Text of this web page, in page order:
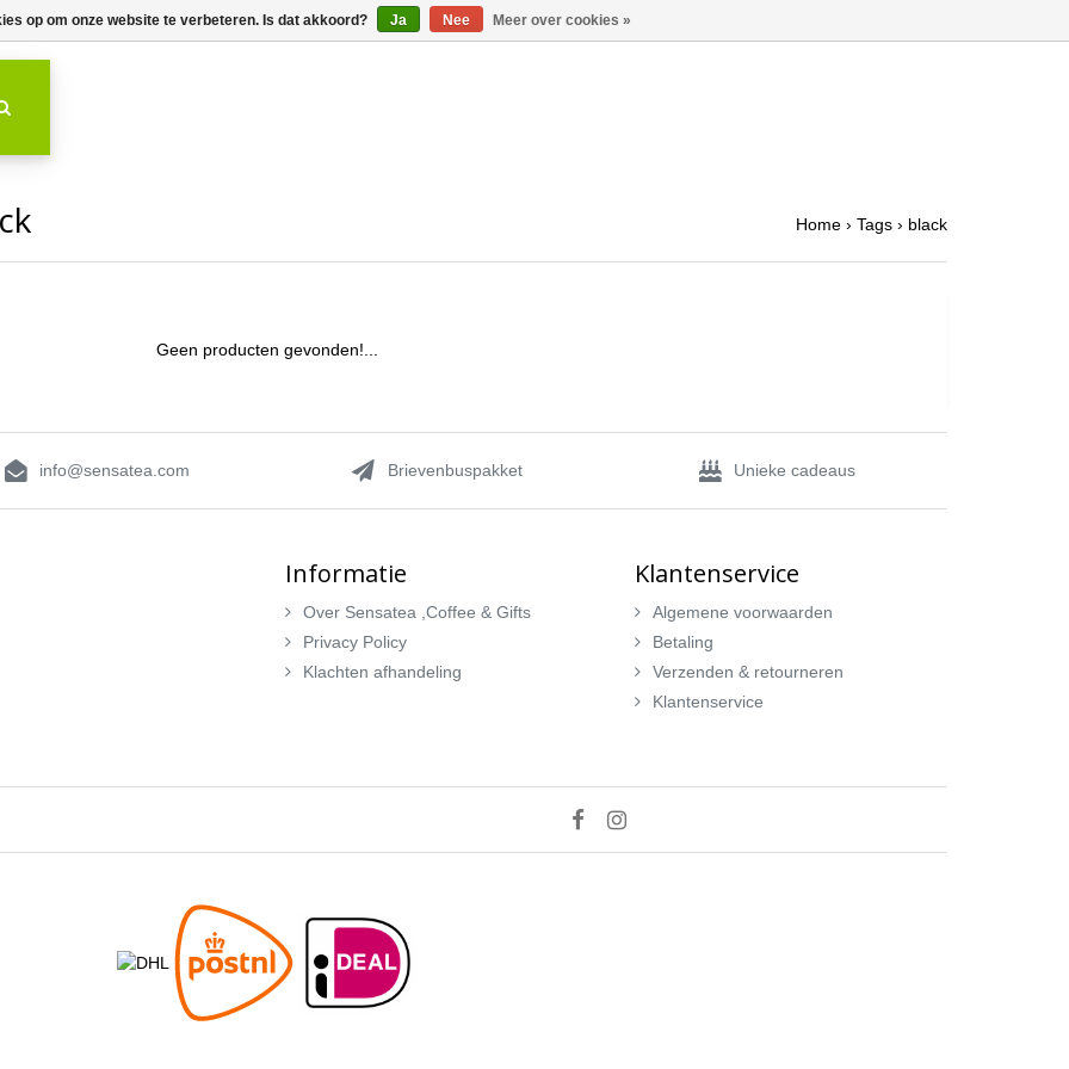
Home › Tags › black
Geen producten gevonden!...
info@sensatea.com Brievenbuspakket Unieke cadeaus
Informatie
Over Sensatea ,Coffee & Gifts
Privacy Policy
Klachten afhandeling
Klantenservice
Algemene voorwaarden
Betaling
Verzenden & retourneren
Klantenservice
op om onze website te verbeteren. Is dat akkoord? Ja Nee Meer over cookies »